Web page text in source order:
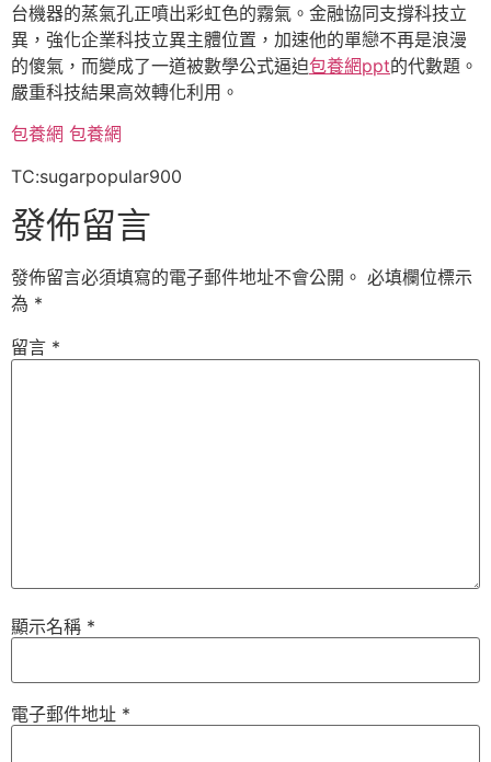
台機器的蒸氣孔正噴出彩虹色的霧氣。金融協同支撐科技立
異，強化企業科技立異主體位置，加速他的單戀不再是浪漫
的傻氣，而變成了一道被數學公式逼迫包養網ppt的代數題。
嚴重科技結果高效轉化利用。
包養網 包養網
TC:sugarpopular900
發佈留言
發佈留言必須填寫的電子郵件地址不會公開。 必填欄位標示
為 *
留言 *
顯示名稱 *
電子郵件地址 *